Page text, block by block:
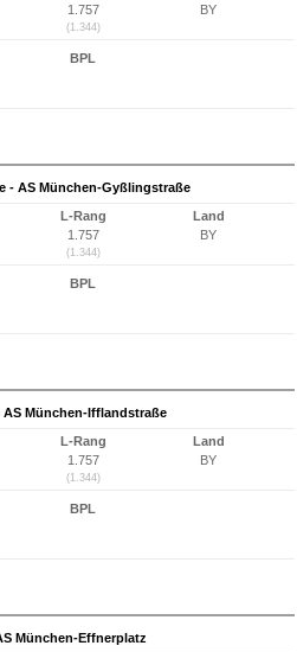
1.757
(1.344)
BY
BPL
- AS München-Gyßlingstraße
L-Rang
1.757
(1.344)
Land
BY
BPL
München-Ifflandstraße
L-Rang
1.757
(1.344)
Land
BY
BPL
München-Effnerplatz